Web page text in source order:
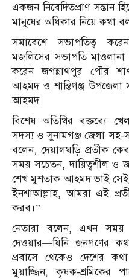
একজন নিবেদিতপ্রাণ সন্তান
মানুষের অধিকার নিয়ে কথা
সমাবেশে সভাপতিত্ব
মজলিসের সভাপতি
করেন জগন্নাথপুর পৌর
আহমদ ও শান্তিগঞ্জ উপজেলা
আহমদ।
বিশেষ অতিথির বক্তব্যে
সদস্য ও সুনামগঞ্জ জেলা
বলেন, দেয়ালঘড়ি প্রতীক
সময় সচেতন, দায়িত্বশীল ও
শেখ মুশতাক আহমদ ভাই সেই
ইনশাআল্লাহ, আমরা এই
করব।”
নেতারা বলেন, এখন
দেওয়ার—যিনি জনগণের
প্রবাসে থেকেও দেশের
মুয়াজ্জিন, কৃষক-শ্রমিকের